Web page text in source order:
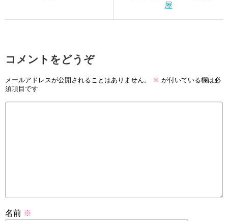
屋
コメントをどうぞ
メールアドレスが公開されることはありません。 ※ が付いている欄は必
須項目です
名前 ※